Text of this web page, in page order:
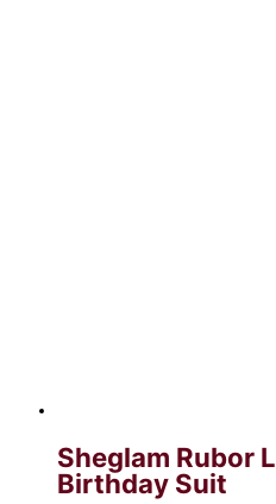
Sheglam Rubor
Birthday Suit